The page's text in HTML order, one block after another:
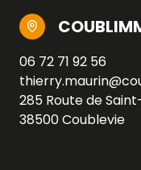
06 72 71 92 56
285 Route de
38500 Coublevie